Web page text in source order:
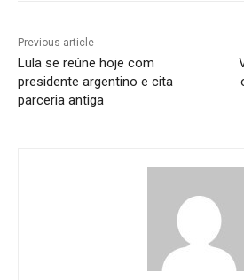
Previous article
Lula se reúne hoje com
presidente argentino e cita
parceria antiga